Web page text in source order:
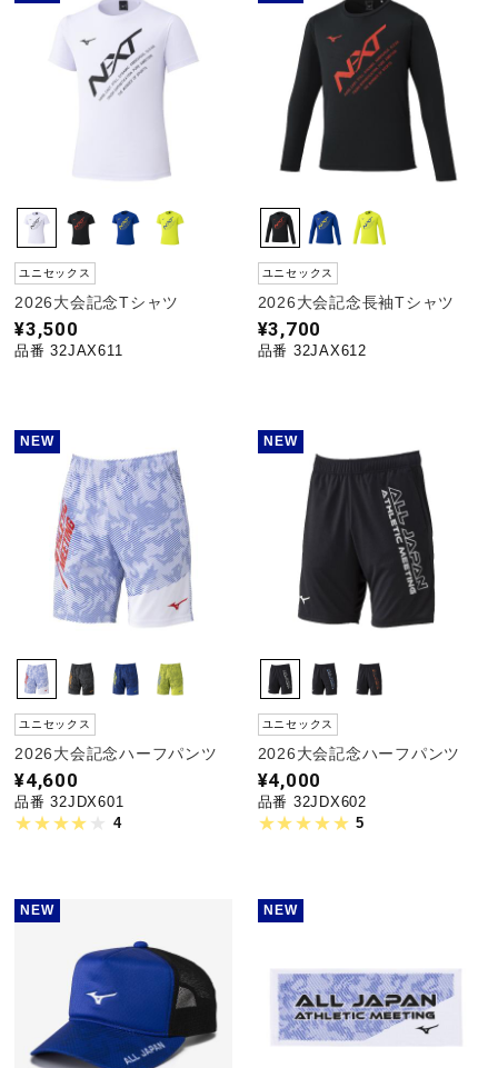
ユニセックス
2026大会記念Tシャツ
¥3,500
品番 32JAX611
ユニセックス
2026大会記念長袖Tシャツ
¥3,700
品番 32JAX612
NEW
ユニセックス
2026大会記念ハーフパンツ
¥4,600
品番 32JDX601
4
NEW
ユニセックス
2026大会記念ハーフパンツ
¥4,000
品番 32JDX602
5
NEW NEW